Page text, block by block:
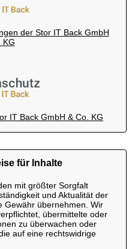
der Stor IT Back GmbH
KG
IT Back GmbH & Co. KG
für Inhalte
mit größter Sorgfalt
und Aktualität der
Gewähr übernehmen. Wir
übermittelte oder
zu überwachen oder
auf eine rechtswidrige